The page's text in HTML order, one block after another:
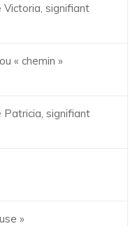
Victoria, signifiant
« chemin »
Patricia, signifiant
»